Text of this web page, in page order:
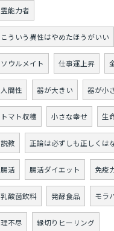
霊能力者
こういう異性はやめたほうがいい
ソウルメイト 仕事運上昇
人間性 器が大きい 器が小
トマト収穫 小さな幸せ 生
説教 正論は必ずしも正しくは
腸活 腸活ダイエット 免疫
乳酸菌飲料 発酵食品 モラ
理不尽 縁切りヒーリング